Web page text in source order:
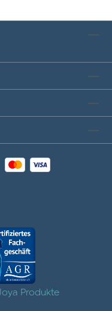
Produkte